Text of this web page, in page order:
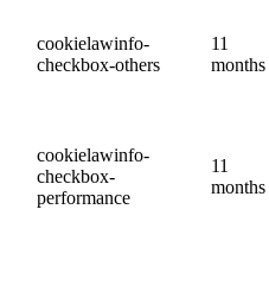
cookielawinfo-
checkbox-others
11
months
cookielawinfo-
checkbox-
performance
11
months